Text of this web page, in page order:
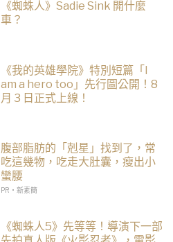
《蜘蛛人》Sadie Sink 開什麼
車？
《我的英雄學院》特別短篇「I
am a hero too」先行圖公開！8
月 3 日正式上線！
腹部脂肪的「剋星」找到了，常
吃這幾物，吃走大肚囊，瘦出小
蠻腰
PR・新素簡
《蜘蛛人5》先等等！導演下一部